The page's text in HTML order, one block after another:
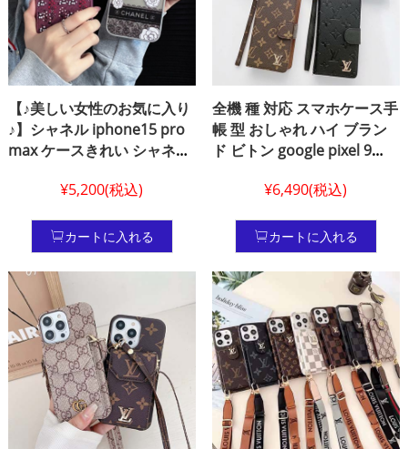
【♪美しい女性のお気に入り
♪】シャネル iphone15 pro
max ケースきれい シャネル
iphone13 プラスカバーつや
15 ケース グッチGaxaly S24
カバー売れ筋chanel galaxy
ケース s24 プロ ケース
¥5,200(税込)
カートに入れる
全機 種 対応 スマホケース手
帳 型 おしゃれ ハイ ブラン
ド ビトン google pixel 9
スフリーサイズ 長 財布
トン xperia aquos カバー 本
革 可愛い
¥6,490(税込)
カートに入れる